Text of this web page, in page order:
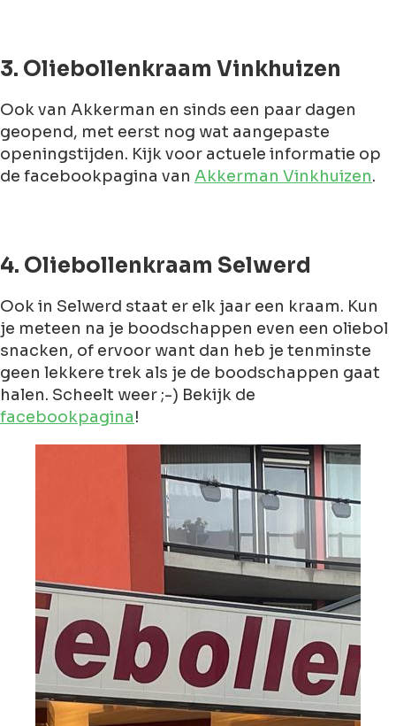
3. Oliebollenkraam Vinkhuizen
Ook van Akkerman en sinds een paar dagen
geopend, met eerst nog wat aangepaste
openingstijden. Kijk voor actuele informatie op
de facebookpagina van Akkerman Vinkhuizen.
4. Oliebollenkraam Selwerd
Ook in Selwerd staat er elk jaar een kraam. Kun
je meteen na je boodschappen even een oliebol
snacken, of ervoor want dan heb je tenminste
geen lekkere trek als je de boodschappen gaat
halen. Scheelt weer ;-) Bekijk de
facebookpagina!